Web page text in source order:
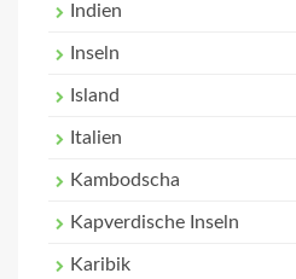
Indien
Inseln
Island
Italien
Kambodscha
Kapverdische Inseln
Karibik